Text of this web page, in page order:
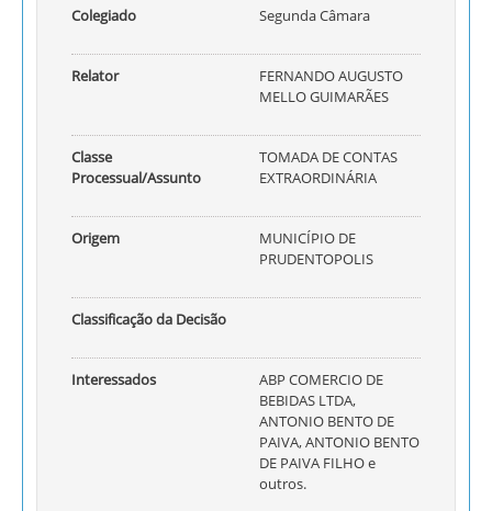
Colegiado Segunda Câmara
Relator
FERNANDO AUGUSTO
MELLO GUIMARÃES
Classe
Processual/Assunto
TOMADA DE CONTAS
EXTRAORDINÁRIA
Origem
MUNICÍPIO DE
PRUDENTOPOLIS
Classificação da Decisão
Interessados
ABP COMERCIO DE
BEBIDAS LTDA,
ANTONIO BENTO DE
PAIVA, ANTONIO BENTO
DE PAIVA FILHO e
outros.